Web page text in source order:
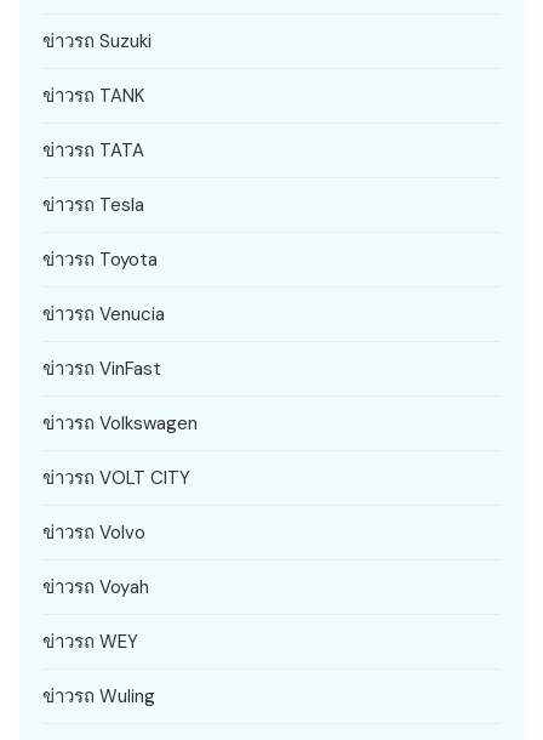
ข่าวรถ Suzuki
ข่าวรถ TANK
ข่าวรถ TATA
ข่าวรถ Tesla
ข่าวรถ Toyota
ข่าวรถ Venucia
ข่าวรถ VinFast
ข่าวรถ Volkswagen
ข่าวรถ VOLT CITY
ข่าวรถ Volvo
ข่าวรถ Voyah
ข่าวรถ WEY
ข่าวรถ Wuling